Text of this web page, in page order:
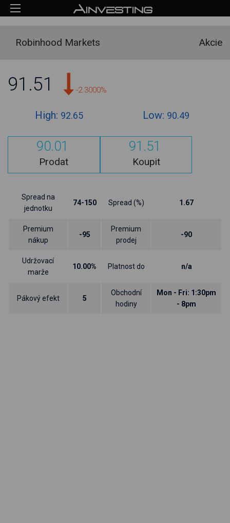
Robinhood Markets Akcie
91.51 -2.3000%
High: 92.65 Low: 90.49
90.01
Prodat
91.51
Koupit
Spread na
jednotku
74-150 Spread (%) 1.67
Premium
nákup
-95
Premium
prodej
-90
Udržovací
marže
10.00% Platnost do n/a
Pákový efekt 5
Obchodní
hodiny
Mon - Fri: 1:30pm
- 8pm